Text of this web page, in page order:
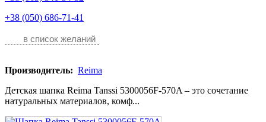
+38 (050) 686-71-41
в список желаний
Производитель: Reima
Детская шапка Reima Tanssi 5300056F-570A – это сочетание
натуральных материалов, комф...